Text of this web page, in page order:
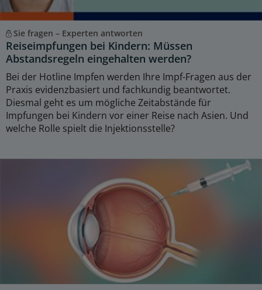
Sie fragen – Experten antworten
Reiseimpfungen bei Kindern: Müssen
Abstandsregeln eingehalten werden?
Bei der Hotline Impfen werden Ihre Impf-Fragen aus der
Praxis evidenzbasiert und fachkundig beantwortet.
Diesmal geht es um mögliche Zeitabstände für
Impfungen bei Kindern vor einer Reise nach Asien. Und
welche Rolle spielt die Injektionsstelle?